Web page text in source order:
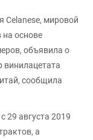
Celanese, мировой
на основе
объявила о
винилацетата
сообщила
августа 2019
а